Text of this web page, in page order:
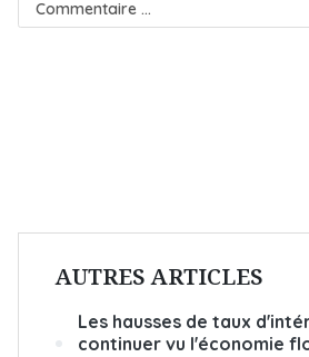
AUTRES ARTICLES
Les hausses de taux
continuer vu l'économie